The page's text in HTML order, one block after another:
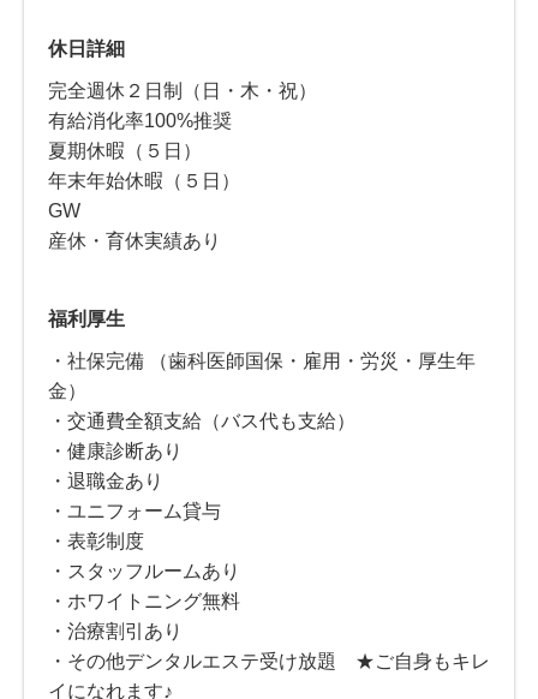
休日詳細
完全週休２日制（日・木・祝）
有給消化率100%推奨
夏期休暇（５日）
年末年始休暇（５日）
GW
産休・育休実績あり
福利厚生
・社保完備 （歯科医師国保・雇用・労災・厚生年
金）
・交通費全額支給（バス代も支給）
・健康診断あり
・退職金あり
・ユニフォーム貸与
・表彰制度
・スタッフルームあり
・ホワイトニング無料
・治療割引あり
・その他デンタルエステ受け放題 ★ご自身もキレ
イになれます♪